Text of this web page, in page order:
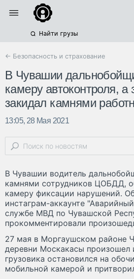
Найти грузы
← Безопасность и страхование
В Чувашии
камеру автоконтроля, а
закидал камнями
13:05, 28 Мая 2021
В Чувашии водитель
камнями сотрудников ЦОБДД,
камеру фиксации нарушений.
инстаграм-аккаунте
службе МВД по Чувашской
прокомментировали
27 мая в Моргаушском районе
деревни Москакасы произошел
грузовика остановился на
мобильной камерой и